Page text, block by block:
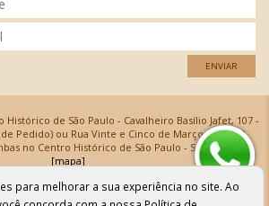
ENVIAR
de São Paulo - Cavalheiro Basílio Jafet, 107 -
de Pedido) ou Rua Vinte e Cinco de Março, 576 - SP,
no Centro Histórico de São Paulo - SP
[mapa]
Santa Cecília Ltda | CNPJ: 61.069.639/0001-18
apresentadas na loja virtual não valem para nossa loja física e
aviso prévio. Vendas com cartão de crédito sujeitas a análise e
para melhorar a sua experiência no site. Ao